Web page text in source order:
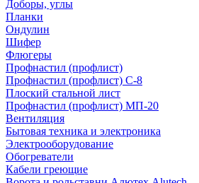
Доборы, углы
Планки
Ондулин
Шифер
Флюгеры
Профнастил (профлист)
Профнастил (профлист) С-8
Плоский стальной лист
Профнастил (профлист) МП-20
Вентиляция
Бытовая техника и электроника
Электрооборудование
Обогреватели
Кабели греющие